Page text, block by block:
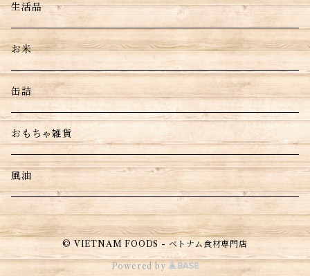
生活品
お米
缶詰
おもちゃ雑貨
風油
© VIETNAM FOODS - ベトナム食材専門店
Powered by